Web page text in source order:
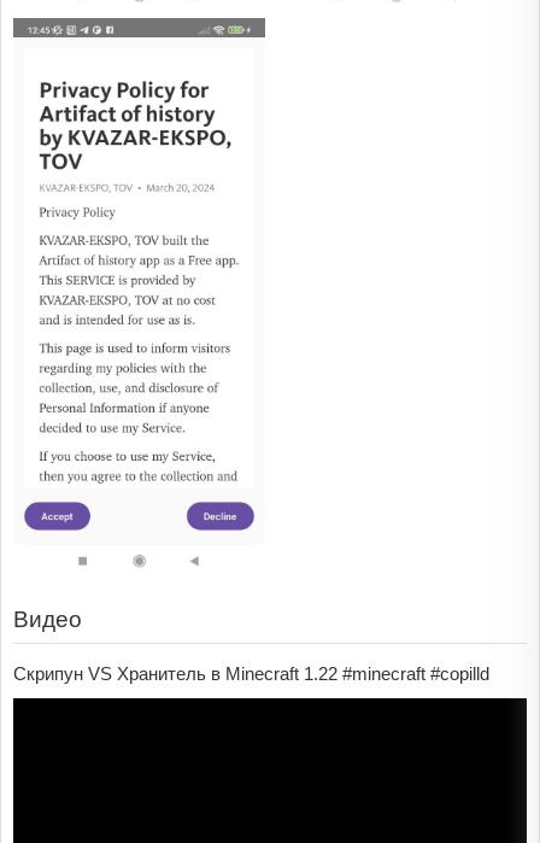
Видео
Скрипун VS Хранитель в Minecraft 1.22 #minecraft #copilld